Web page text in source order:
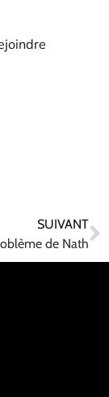
SUIVANT
de Nath